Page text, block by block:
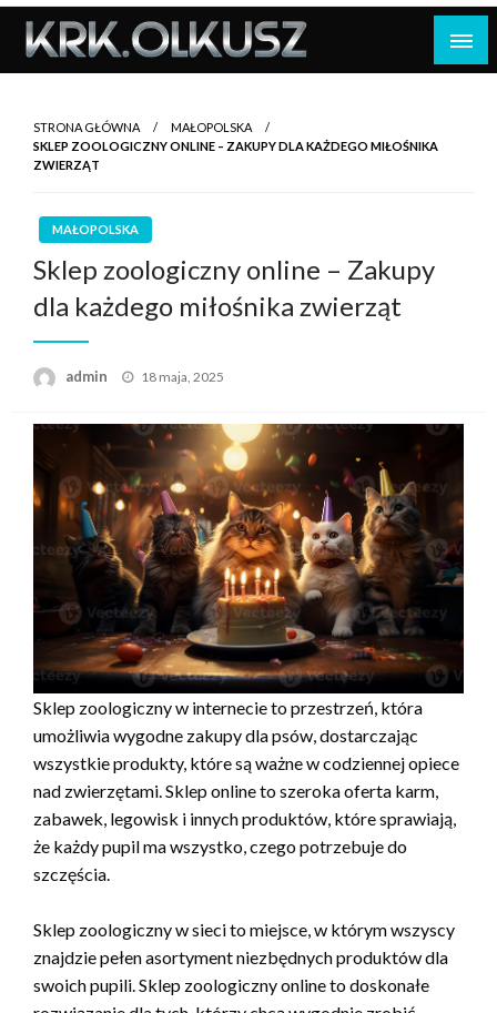
Skip
content
STRONA GŁÓWNA
MAŁOPOLSKA
SKLEP ZOOLOGICZNY ONLINE – ZAKUPY DLA KAŻDEGO MIŁOŚNIKA
ZWIERZĄT
MAŁOPOLSKA
Sklep zoologiczny online – Zakupy
dla każdego miłośnika zwierząt
admin
Opublikowane
18 maja, 2025
Sklep zoologiczny w internecie to przestrzeń, która
umożliwia wygodne zakupy dla psów, dostarczając
wszystkie produkty, które są ważne w codziennej opiece
nad zwierzętami. Sklep online to szeroka oferta karm,
zabawek, legowisk i innych produktów, które sprawiają,
że każdy pupil ma wszystko, czego potrzebuje do
szczęścia.
Sklep zoologiczny w sieci to miejsce, w którym wszyscy
znajdzie pełen asortyment niezbędnych produktów dla
swoich pupili. Sklep zoologiczny online to doskonałe